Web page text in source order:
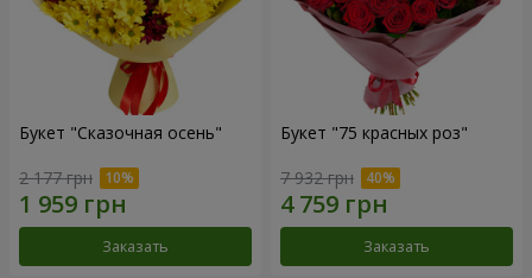
Букет "Сказочная осень"
2 177 грн
Заказать
Букет "75 красных роз"
7 932 грн
Заказать